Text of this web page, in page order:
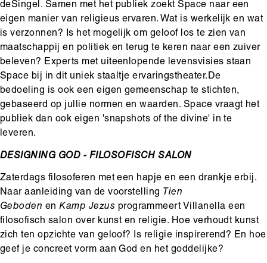
deSingel. Samen met het publiek zoekt Space naar een
eigen manier van religieus ervaren. Wat is werkelijk en wat
is verzonnen? Is het mogelijk om geloof los te zien van
maatschappij en politiek en terug te keren naar een zuiver
beleven? Experts met uiteenlopende levensvisies staan
Space bij in dit uniek staaltje ervaringstheater.De
bedoeling is ook een eigen gemeenschap te stichten,
gebaseerd op jullie normen en waarden. Space vraagt het
publiek dan ook eigen 'snapshots of the divine' in te
leveren.
DESIGNING GOD - FILOSOFISCH SALON
Zaterdags filosoferen met een hapje en een drankje erbij.
Naar aanleiding van de voorstelling Tien
Geboden enKamp Jezus programmeert Villanella een
filosofisch salon over kunst en religie. Hoe verhoudt kunst
zich ten opzichte van geloof? Is religie inspirerend? En hoe
geef je concreet vorm aan God en het goddelijke?